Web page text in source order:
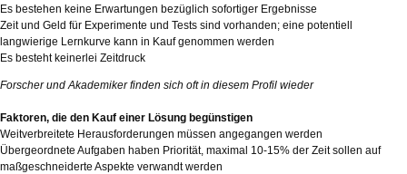
Es bestehen keine Erwartungen bezüglich sofortiger Ergebnisse
Zeit und Geld für Experimente und Tests sind vorhanden; eine potentiell
langwierige Lernkurve kann in Kauf genommen werden
Es besteht keinerlei Zeitdruck
Forscher und Akademiker finden sich oft in diesem Profil wieder
Faktoren, die den Kauf einer Lösung begünstigen
Weitverbreitete Herausforderungen müssen angegangen werden
Übergeordnete Aufgaben haben Priorität, maximal 10-15% der Zeit sollen auf
maßgeschneiderte Aspekte verwandt werden